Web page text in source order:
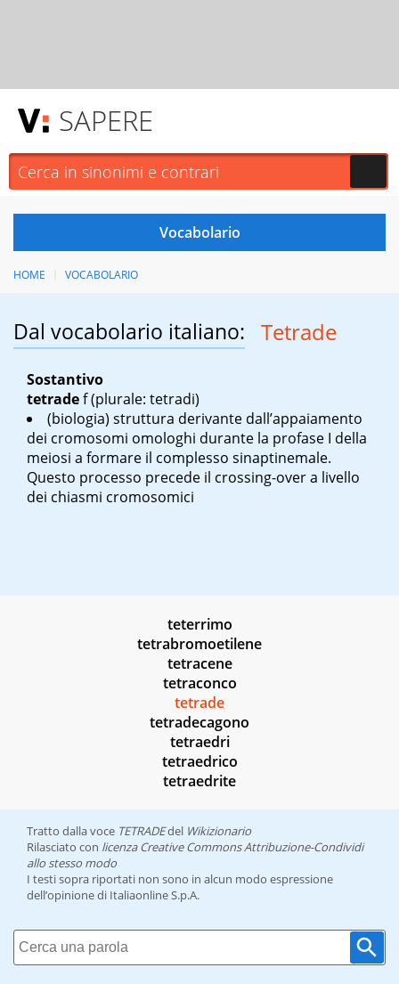
SAPERE
HOME VOCABOLARIO
Dal vocabolario italiano: Tetrade
Sostantivo
tetradef(plurale: tetradi)
(biologia) struttura derivante dall’appaiamento
dei cromosomi omologhi durante la profase I della
meiosi a formare il complesso sinaptinemale.
Questo processo precede il crossing-over a livello
dei chiasmi cromosomici
teterrimo
tetrabromoetilene
tetracene
tetraconco
tetrade
tetradecagono
tetraedri
tetraedrico
tetraedrite
Tratto dalla voce TETRADEdel Wikizionario
Rilasciato con licenza Creative Commons Attribuzione-Condividi
allo stesso modo
I testi sopra riportati non sono in alcun modo espressione
dell’opinione di Italiaonline S.p.A.